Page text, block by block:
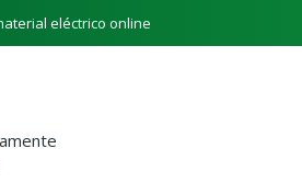
eléctrico online